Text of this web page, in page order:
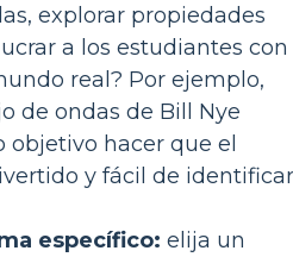
explorar propiedades
a los estudiantes con
real? Por ejemplo,
de ondas de Bill Nye
objetivo hacer que el
y fácil de
específico: elija un